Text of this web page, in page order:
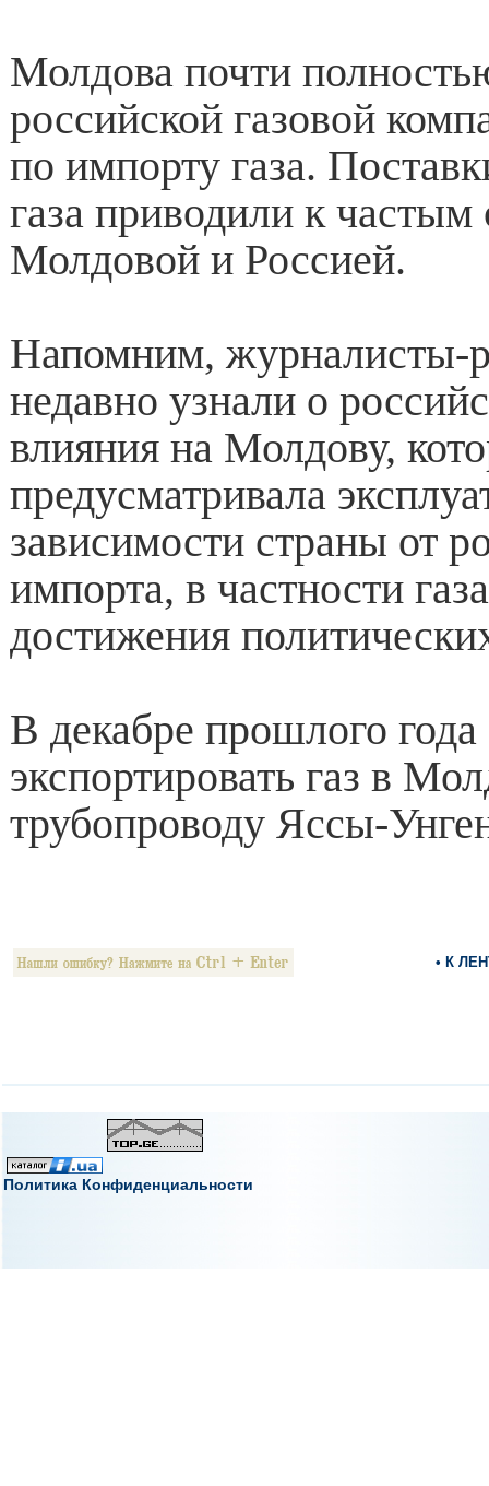
Молдова почти
российской газовой
по импорту газа.
газа приводили к
Молдовой и Россией.
Напомним, журналисты-
недавно узнали о
влияния на Молдову,
предусматривала
зависимости страны от
импорта, в частности
достижения
В декабре прошлого
экспортировать газ в
трубопроводу Яссы-
• К
Политика Конфиденциальности